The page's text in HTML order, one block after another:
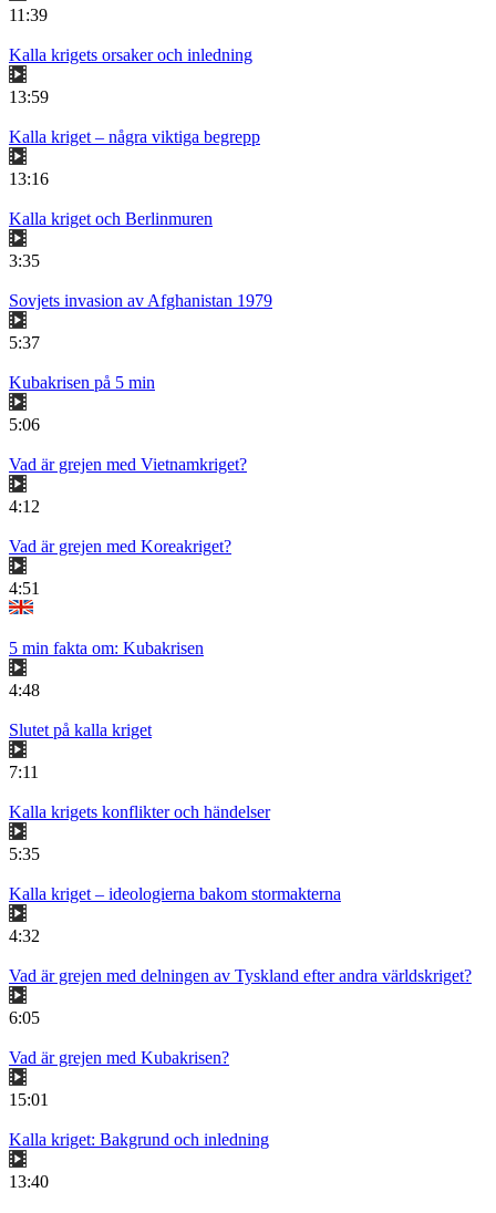
11:39
Kalla krigets orsaker och inledning
13:59
Kalla kriget – några viktiga begrepp
13:16
Kalla kriget och Berlinmuren
3:35
Sovjets invasion av Afghanistan 1979
5:37
Kubakrisen på 5 min
5:06
Vad är grejen med Vietnamkriget?
4:12
Vad är grejen med Koreakriget?
4:51
5 min fakta om: Kubakrisen
4:48
Slutet på kalla kriget
7:11
Kalla krigets konflikter och händelser
5:35
Kalla kriget – ideologierna bakom stormakterna
4:32
Vad är grejen med delningen av Tyskland efter andra världskriget?
6:05
Vad är grejen med Kubakrisen?
15:01
Kalla kriget: Bakgrund och inledning
13:40